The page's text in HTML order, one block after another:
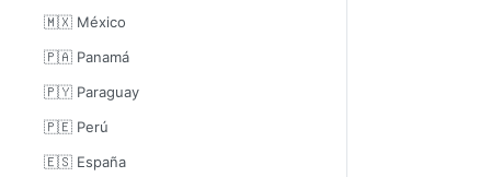
🇲🇽 México
🇵🇦 Panamá
🇵🇾 Paraguay
🇵🇪 Perú
🇪🇸 España